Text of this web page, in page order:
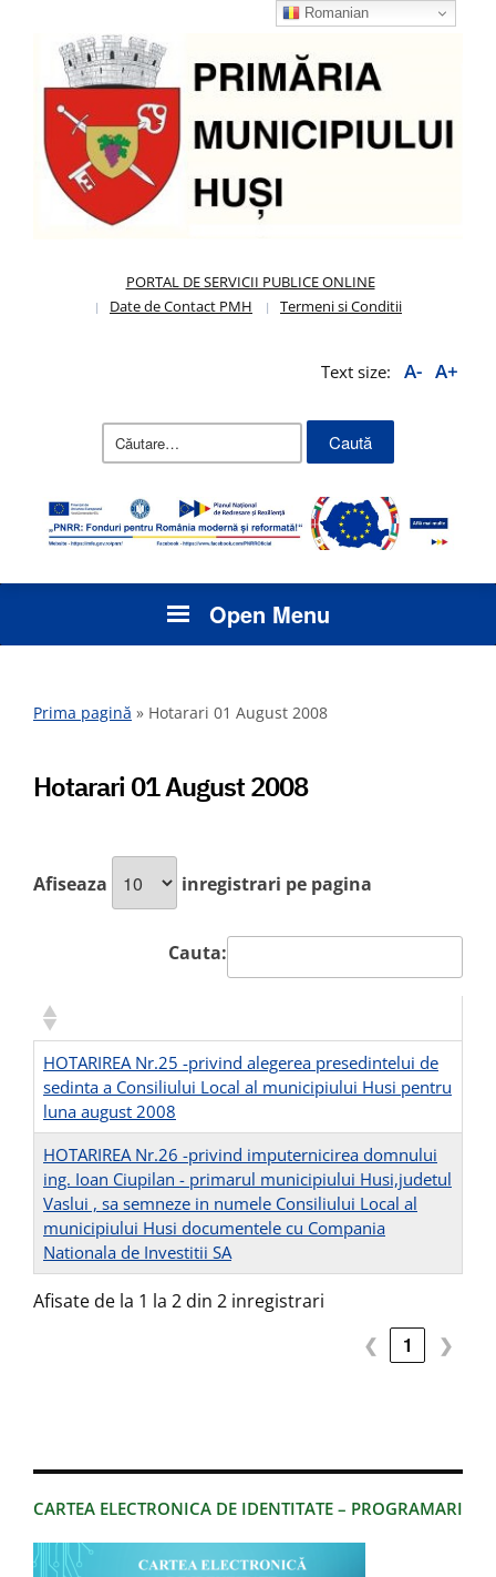
PORTAL DE SERVICII PUBLICE ONLINE
Date de Contact PMH
Termeni si Conditii
Text size: A- A+
Caută
Open Menu
Prima pagină » Hotarari 01 August 2008
CARTEA ELECTRONICA DE IDENTITATE – PROGRAMARI
Hotarari 01 August 2008
Afiseaza inregistrari pe pagina
Cauta:
HOTARIREA Nr.25 -privind alegerea presedintelui de
sedinta a Consiliului Local al municipiului Husi pentru
luna august 2008
HOTARIREA Nr.26 -privind imputernicirea domnului
ing. Ioan Ciupilan - primarul municipiului Husi,judetul
Vaslui , sa semneze in numele Consiliului Local al
municipiului Husi documentele cu Compania
Nationala de Investitii SA
Afisate de la 1 la 2 din 2 inregistrari
❮ 1 ❯
Romanian